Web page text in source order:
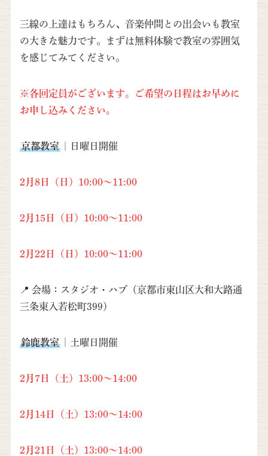
三線の上達はもちろん、音楽仲間との出会いも教室
の大きな魅力です。まずは無料体験で教室の雰囲気
を感じてみてください。
※各回定員がございます。ご希望の日程はお早めに
お申し込みください。
京都教室｜日曜日開催
2月8日（日）10:00～11:00
2月15日（日）10:00～11:00
2月22日（日）10:00～11:00
📍 会場：スタジオ・ハブ（京都市東山区大和大路通
三条東入若松町399）
鈴鹿教室｜土曜日開催
2月7日（土）13:00～14:00
2月14日（土）13:00～14:00
2月21日（土）13:00～14:00